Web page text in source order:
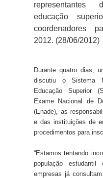
educação
coordenadores
2012. (28/06/2012)
Durante quatro dias,
discutiu o Sistema
Educação Superior
Exame Nacional de
(Enade), as
e das instituições de
procedimentos para
“Estamos tentando
população
empresas já